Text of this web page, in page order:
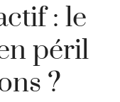
: le
péril
?